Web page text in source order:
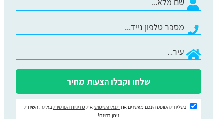
בשליחת הטופס הינכם מאשרים את תנאי השימושואת מדיניות הפרטיותבאתר. השירות
ניתן בחינם!